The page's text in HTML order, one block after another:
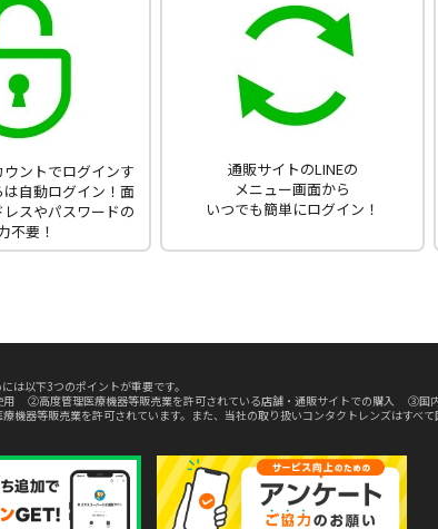
ウントでログインす
自動ログイン！面
スやパスワードの
不要！
通販サイトのLINEの
メニュー画面から
いつでも簡単にログイン！
は以下3つのポイントが重要です。
②高度管理医療機器等販売業を許可されている店舗・通販サイトでの購入 ③国
機器等販売業を許可されています。また、当社の取り扱いコンタクトレンズはすべ